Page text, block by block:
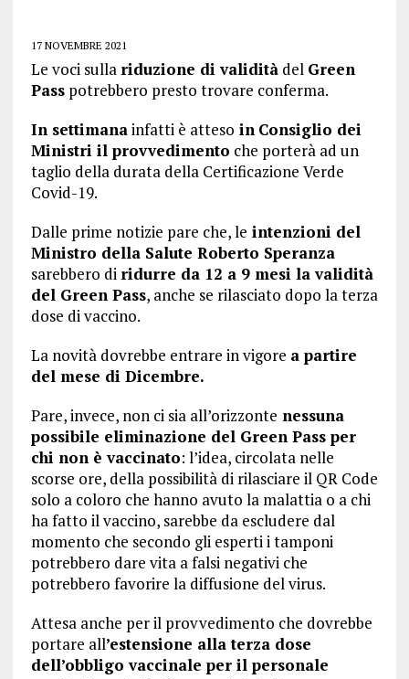
17 NOVEMBRE 2021
Le voci sulla riduzione di validitàdel Green
Passpotrebbero presto trovare conferma.
In settimanainfatti è atteso in Consiglio dei
Ministri il provvedimento che porterà ad un
taglio della durata della Certificazione Verde
Covid-19.
Dalle prime notizie pare che, le intenzioni del
Ministro della Salute Roberto Speranza
sarebbero di ridurre da 12 a 9 mesi la validità
del Green Pass, anche se rilasciato dopo la terza
dose di vaccino.
La novità dovrebbe entrare in vigore a partire
del mese di Dicembre.
Pare, invece, non ci sia all’orizzonte nessuna
possibile eliminazione del Green Pass per
chi non è vaccinato: l’idea, circolata nelle
scorse ore, della possibilità di rilasciare il QR Code
solo a coloro che hanno avuto la malattia o a chi
ha fatto il vaccino, sarebbe da escludere dal
momento che secondo gli esperti i tamponi
potrebbero dare vita a falsi negativi che
potrebbero favorire la diffusione del virus.
Attesa anche per il provvedimento che dovrebbe
portare all’estensione alla terza dose
dell’obbligo vaccinale per il personale